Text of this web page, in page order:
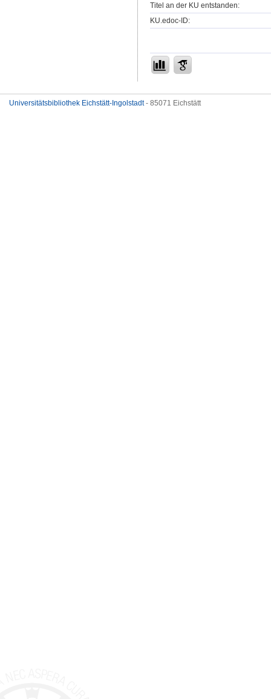
Titel an der KU entstanden:
KU.edoc-ID:
Universitätsbibliothek Eichstätt-Ingolstadt- 85071 Eichstätt